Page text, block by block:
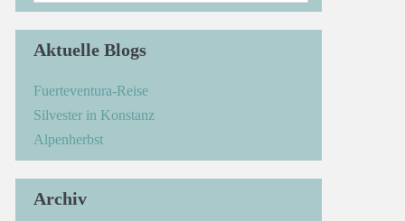
Aktuelle Blogs
Fuerteventura-Reise
Silvester in Konstanz
Alpenherbst
Archiv